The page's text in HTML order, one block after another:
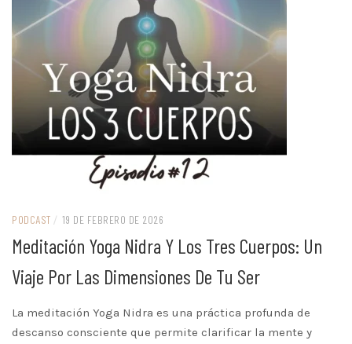
PODCAST / 19 DE FEBRERO DE 2026
Meditación Yoga Nidra Y Los Tres Cuerpos: Un
Viaje Por Las Dimensiones De Tu Ser
La meditación Yoga Nidra es una práctica profunda de
descanso consciente que permite clarificar la mente y